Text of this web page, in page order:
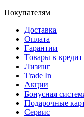
Покупателям
Доставка
Оплата
Гарантии
Товары в кредит
Лизинг
Trade In
Акции
Бонусная
Подарочные
Сервис